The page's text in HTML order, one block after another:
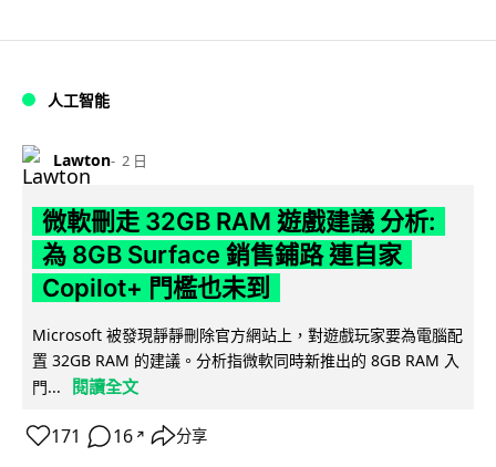
人工智能
Lawton 2 日
微軟刪走 32GB RAM 遊戲建議 分析:
為 8GB Surface 銷售鋪路 連自家
Copilot+ 門檻也未到
Microsoft 被發現靜靜刪除官方網站上，對遊戲玩家要為電腦配
置 32GB RAM 的建議。分析指微軟同時新推出的 8GB RAM 入
門...
閱讀全文
171 16 ↗ 分享